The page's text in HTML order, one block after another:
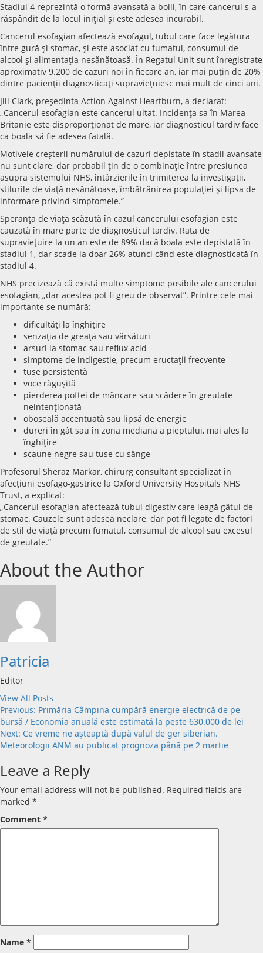
Stadiul 4 reprezintă o formă avansată a bolii, în care cancerul s-a
răspândit de la locul iniţial şi este adesea incurabil.
Cancerul esofagian afectează esofagul, tubul care face legătura
între gură şi stomac, şi este asociat cu fumatul, consumul de
alcool şi alimentaţia nesănătoasă. În Regatul Unit sunt înregistrate
aproximativ 9.200 de cazuri noi în fiecare an, iar mai puţin de 20%
dintre pacienţii diagnosticaţi supravieţuiesc mai mult de cinci ani.
Jill Clark, preşedinta Action Against Heartburn, a declarat:
„Cancerul esofagian este cancerul uitat. Incidenţa sa în Marea
Britanie este disproporţionat de mare, iar diagnosticul tardiv face
ca boala să fie adesea fatală.
Motivele creşterii numărului de cazuri depistate în stadii avansate
nu sunt clare, dar probabil ţin de o combinaţie între presiunea
asupra sistemului NHS, întârzierile în trimiterea la investigaţii,
stilurile de viaţă nesănătoase, îmbătrânirea populaţiei şi lipsa de
informare privind simptomele.”
Speranţa de viaţă scăzută în cazul cancerului esofagian este
cauzată în mare parte de diagnosticul tardiv. Rata de
supravieţuire la un an este de 89% dacă boala este depistată în
stadiul 1, dar scade la doar 26% atunci când este diagnosticată în
stadiul 4.
NHS precizează că există multe simptome posibile ale cancerului
esofagian, „dar acestea pot fi greu de observat”. Printre cele mai
importante se numără:
dificultăţi la înghiţire
senzaţia de greaţă sau vărsături
arsuri la stomac sau reflux acid
simptome de indigestie, precum eructaţii frecvente
tuse persistentă
voce răguşită
pierderea poftei de mâncare sau scădere în greutate
neintenţionată
oboseală accentuată sau lipsă de energie
dureri în gât sau în zona mediană a pieptului, mai ales la
înghiţire
scaune negre sau tuse cu sânge
Profesorul Sheraz Markar, chirurg consultant specializat în
afecţiuni esofago-gastrice la Oxford University Hospitals NHS
Trust, a explicat:
„Cancerul esofagian afectează tubul digestiv care leagă gâtul de
stomac. Cauzele sunt adesea neclare, dar pot fi legate de factori
de stil de viaţă precum fumatul, consumul de alcool sau excesul
de greutate.”
About the Author
Patricia
Editor
View All Posts
Post
navigation
Previous: Primăria Câmpina cumpără energie electrică de pe
bursă / Economia anuală este estimată la peste 630.000 de lei
Next: Ce vreme ne așteaptă după valul de ger siberian.
Meteorologii ANM au publicat prognoza până pe 2 martie
Leave a Reply
Your email address will not be published. Required fields are
marked *
Comment *
Name *